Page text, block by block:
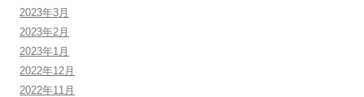
2023年3月
2023年2月
2023年1月
2022年12月
2022年11月